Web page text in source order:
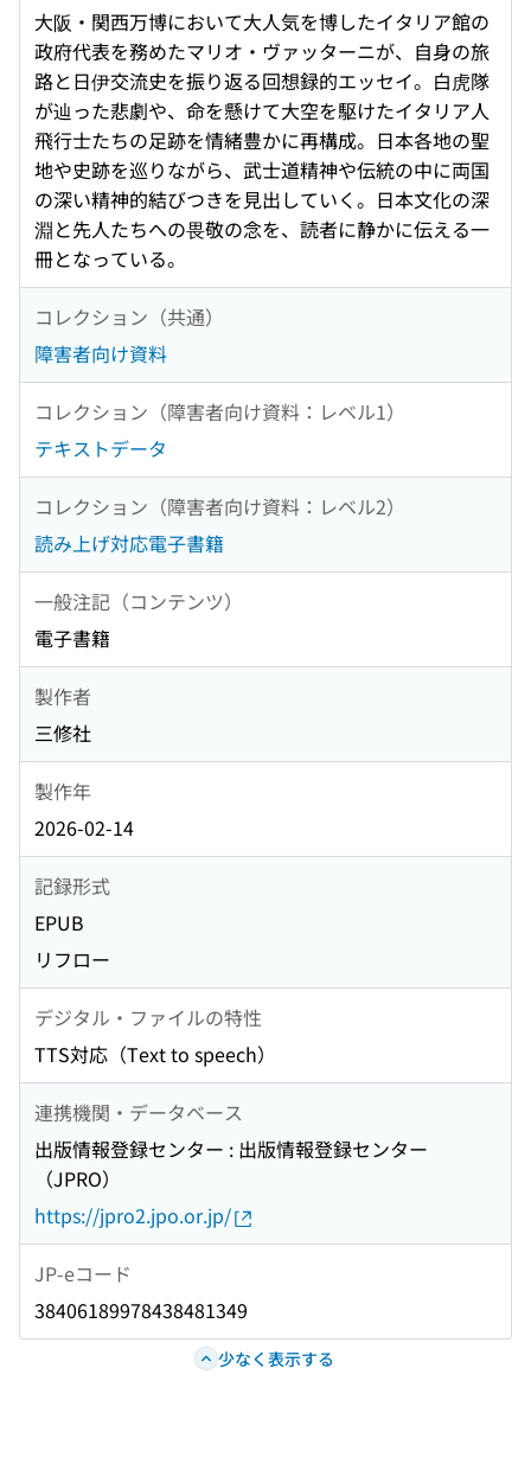
大阪・関西万博において大人気を博したイタリア館の
政府代表を務めたマリオ・ヴァッターニが、自身の旅
路と日伊交流史を振り返る回想録的エッセイ。白虎隊
が辿った悲劇や、命を懸けて大空を駆けたイタリア人
飛行士たちの足跡を情緒豊かに再構成。日本各地の聖
地や史跡を巡りながら、武士道精神や伝統の中に両国
の深い精神的結びつきを見出していく。日本文化の深
淵と先人たちへの畏敬の念を、読者に静かに伝える一
冊となっている。
コレクション（共通）
障害者向け資料
コレクション（障害者向け資料：レベル1）
テキストデータ
コレクション（障害者向け資料：レベル2）
読み上げ対応電子書籍
一般注記（コンテンツ）
電子書籍
製作者
三修社
製作年
2026-02-14
記録形式
EPUB
リフロー
デジタル・ファイルの特性
TTS対応（Text to speech）
連携機関・データベース
出版情報登録センター : 出版情報登録センター
（JPRO）
https://jpro2.jpo.or.jp/
JP-eコード
38406189978438481349
少なく表示する